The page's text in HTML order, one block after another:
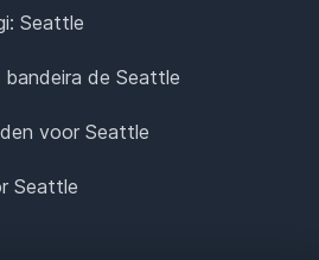
Seattle
de Seattle
voor Seattle
Seattle